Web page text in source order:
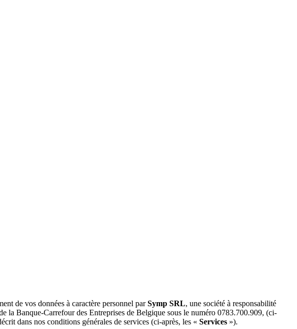
de vos données à caractère personnel parSymp SRL, une société à responsabilité
la Banque-Carrefour des Entreprises de Belgique sous le numéro 0783.700.909, (ci-
dans nos conditions générales de services (ci-après, les « Services »).